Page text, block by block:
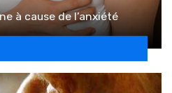
à cause de l’anxiété